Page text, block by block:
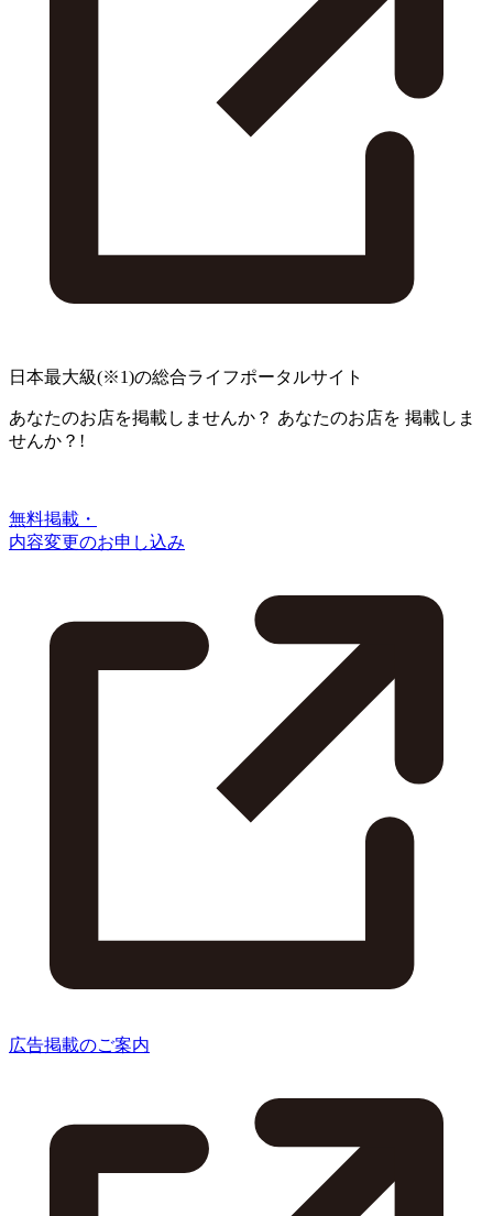
日本最大級(※1)の総合ライフポータルサイト
あなたのお店を掲載しませんか？ あなたのお店を 掲載しま
せんか？!
無料掲載・
内容変更のお申し込み
広告掲載のご案内